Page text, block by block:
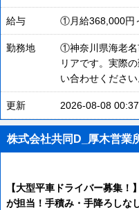
給与 ①月給368,000円
勤務地
①神奈川県海老
リアです。実際
い合わせください
更新 2026-08-08
株式会社共同D_厚木営業
【大型平車ドライバー募集
が担当！手積み・手降ろしな